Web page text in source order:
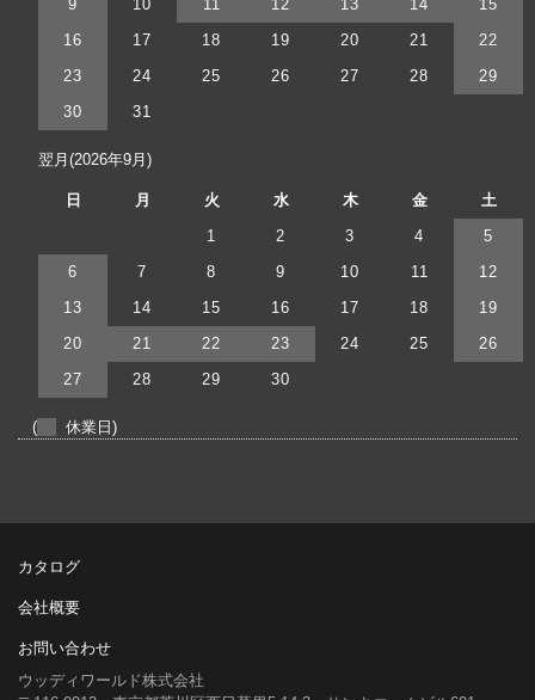
9 10 11 12 13 14
15
16
17 18 19 20 21
22
23
24 25 26 27 28
29
30
31
翌月(2026年9月)
日 月 火 水 木 金
土
1
2 3 4
5
6
7 8 9 10 11
12
13
14 15 16 17 18
19
20
21 22 23 24 25
26
27
28 29 30
( 休業日)
カタログ
会社概要
お問い合わせ
ウッディワールド株式会社